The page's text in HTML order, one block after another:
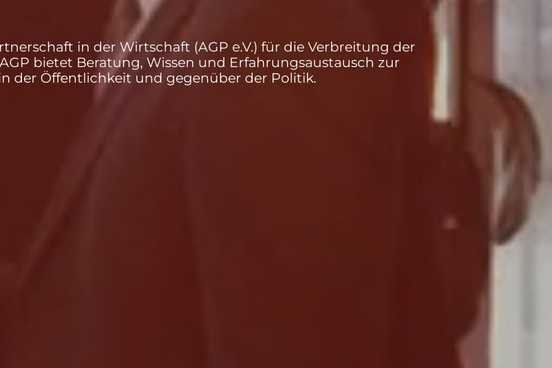
in der Wirtschaft (AGP e.V.) für die Verbreitung der
bietet Beratung, Wissen und Erfahrungsaustausch zur
der Öffentlichkeit und gegenüber der Politik.